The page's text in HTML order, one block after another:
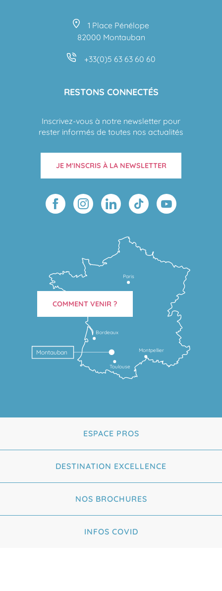
1 Place Pénélope
82000 Montauban
+33(0)5 63 63 60 60
RESTONS CONNECTÉS
Inscrivez-vous à notre newsletter pour
rester informés de toutes nos actualités
JE M'INSCRIS À LA NEWSLETTER
Toulouse
Montpellier
Bordeaux
Montauban
Paris
COMMENT VENIR ?
ESPACE PROS
DESTINATION EXCELLENCE
NOS BROCHURES
INFOS COVID